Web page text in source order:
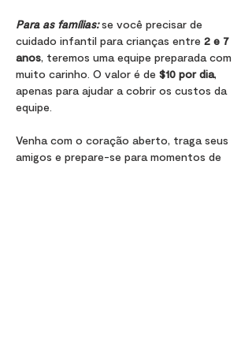
Para as famílias: se você precisar de
cuidado infantil para crianças entre 2 e 7
anos, teremos uma equipe preparada com
muito carinho. O valor é de $10 por dia,
apenas para ajudar a cobrir os custos da
equipe.
Venha com o coração aberto, traga seus
amigos e prepare-se para momentos de